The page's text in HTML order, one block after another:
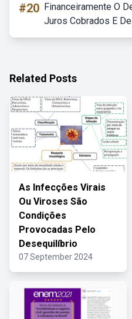
#20 Financeiramente O
Juros Cobrados E
Related Posts
As Infecções Virais
Ou Viroses São
Condições
Provocadas Pelo
Desequilíbrio
07 September 2024